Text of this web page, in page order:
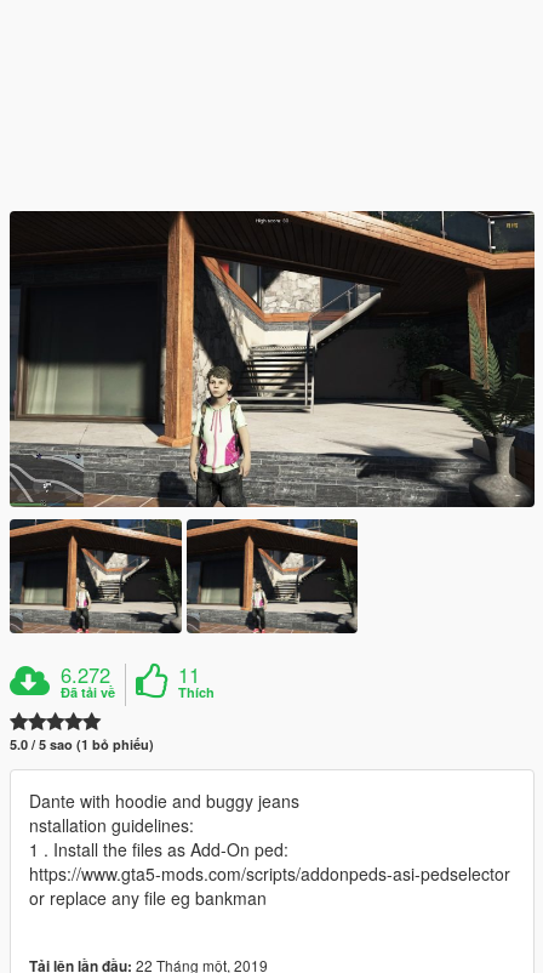
6.272
Đã tải về
11
Thích
5.0 / 5 sao (1 bỏ phiếu)
Dante with hoodie and buggy jeans
nstallation guidelines:
1 . Install the files as Add-On ped:
https://www.gta5-mods.com/scripts/addonpeds-asi-pedselector
or replace any file eg bankman
Tải lên lần đầu: 22 Tháng một, 2019